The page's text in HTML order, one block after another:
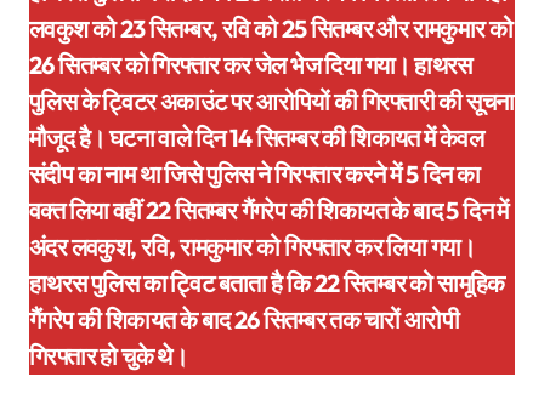
लवकुश को 23 सितम्बर, रवि को 25 सितम्बर और रामकुमार को
26 सितम्बर को गिरफ्तार कर जेल भेज दिया गया। हाथरस
पुलिस के ट्विटर अकाउंट पर आरोपियों की गिरफ्तारी की सूचना
मौजूद है। घटना वाले दिन 14 सितम्बर की शिकायत में केवल
संदीप का नाम था जिसे पुलिस ने गिरफ्तार करने में 5 दिन का
वक्त लिया वहीं 22 सितम्बर गैंगरेप की शिकायत के बाद 5 दिन में
अंदर लवकुश, रवि, रामकुमार को गिरफ्तार कर लिया गया।
हाथरस पुलिस का ट्विट बताता है कि 22 सितम्बर को सामूहिक
गैंगरेप की शिकायत के बाद 26 सितम्बर तक चारों आरोपी
गिरफ्तार हो चुके थे।